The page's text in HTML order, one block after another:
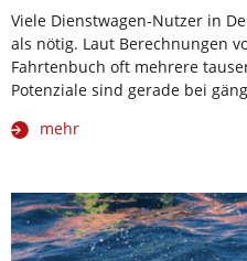
Viele Dienstwagen-Nutzer in
als nötig. Laut Berechnungen
Fahrtenbuch oft mehrere
Potenziale sind gerade bei
mehr